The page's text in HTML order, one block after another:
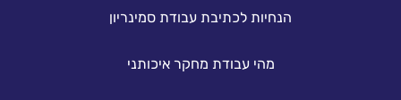
הנחיות לכתיבת עבודת סמינריון
מהי עבודת מחקר איכותני